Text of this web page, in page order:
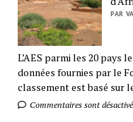
PAR
L’AES parmi les 20 pays
données fournies par le
classement est basé sur
Commentaires sont